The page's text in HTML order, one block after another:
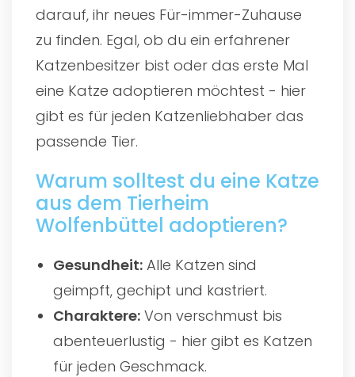
darauf, ihr neues Für-immer-Zuhause
zu finden. Egal, ob du ein erfahrener
Katzenbesitzer bist oder das erste Mal
eine Katze adoptieren möchtest - hier
gibt es für jeden Katzenliebhaber das
passende Tier.
Warum solltest du eine Katze
aus dem Tierheim
Wolfenbüttel adoptieren?
Gesundheit: Alle Katzen sind
geimpft, gechipt und kastriert.
Charaktere: Von verschmust bis
abenteuerlustig - hier gibt es Katzen
für jeden Geschmack.